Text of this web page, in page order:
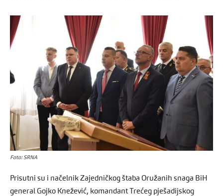
Foto: SRNA
Prisutni su i načelnik Zajedničkog štaba Oružanih snaga BiH
general Gojko Knežević, komandant Trećeg pješadijskog